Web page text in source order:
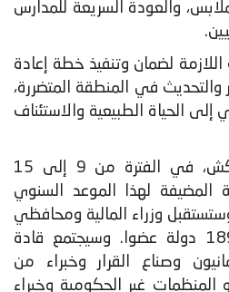
والعودة السريعة للمدارس
اللازمة لضمان وتنفيذ خطة إعادة
والتحديث في المنطقة المتضررة،
إلى الحياة الطبيعية والاستئناف
وهكذا، ستكون مراكش، في الفترة من 9 إلى 15
المدينة المضيفة لهذا الموعد السنوي
وستستقبل وزراء المالية ومحافظي
البنوك المركزية لـ 189 دولة عضوا. وسيجتمع قادة
وصناع القرار وخبراء من
المنظمات غير الحكومية وخبراء